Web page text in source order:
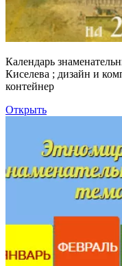
Календарь
Киселева ; дизайн и
контейнер
Открыть